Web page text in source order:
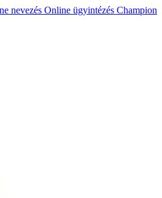
nevezés Online ügyintézés Champion